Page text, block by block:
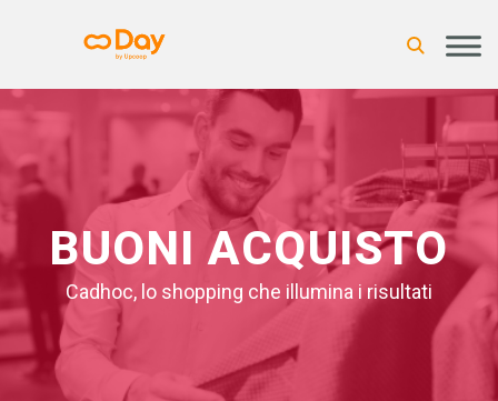
BUONI ACQUISTO
Cadhoc, lo shopping che illumina i risultati